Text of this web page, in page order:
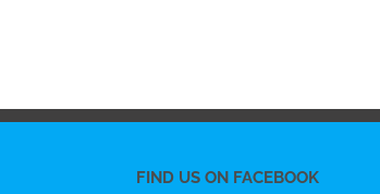
FIND US ON FACEBOOK